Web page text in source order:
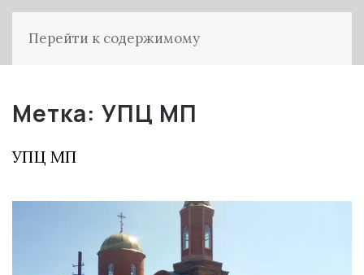
Перейти к содержимому
Метка: УПЦ МП
УПЦ МП